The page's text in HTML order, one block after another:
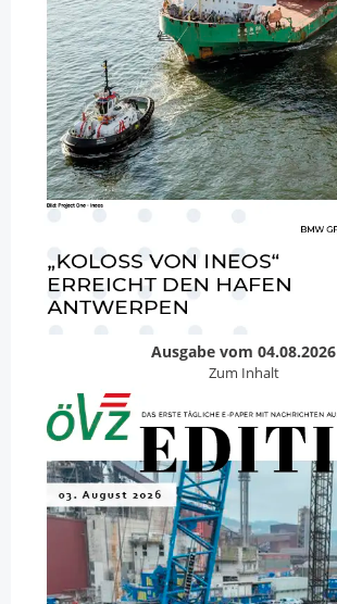
Ausgabe vom 04.08.2026
Zum Inhalt